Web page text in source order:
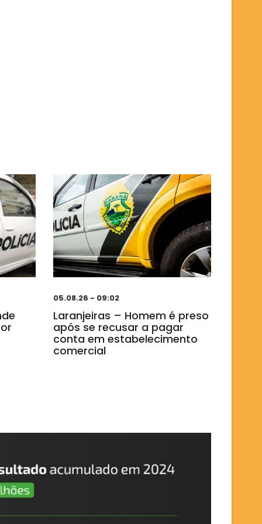
05.08.26 - 09:02
Laranjeiras – Homem é preso
após se recusar a pagar
conta em estabelecimento
comercial